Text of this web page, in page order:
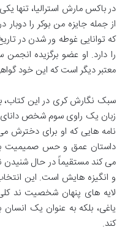
در باکس مارش استرالیا، تنها
از جمله جایزه من بوکر را
که توانایی غوطه ور شدن در
را دارد. او عضو برگزیده
معتبر دیگر است که این خود
سبک نگارش کری در این کتاب،
زبان یک راوی سوم شخص دانای
نامه هایی که او برای دخترش
داستان عمق و حس صمیمیت
می کند مستقیماً در حال شنیدن
و انگیزه هایش است. این
لایه های پنهان شخصیت ند
یاغی، بلکه به عنوان یک
کند.